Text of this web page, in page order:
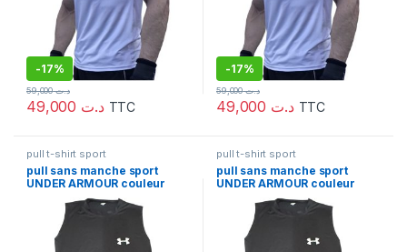
-17%
د.ت
د.ت59,000
TTC
-17%
د.ت
د.ت59,000
TTC
pull t-shirt sport
pull sans manche sport
UNDER ARMOUR couleur
NOIR taille L
pull t-shirt sport
pull sans manche sport
UNDER ARMOUR couleur
NOIR taille M